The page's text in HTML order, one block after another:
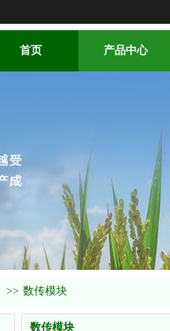
首页 产品中心
>> 数传模块
数传模块